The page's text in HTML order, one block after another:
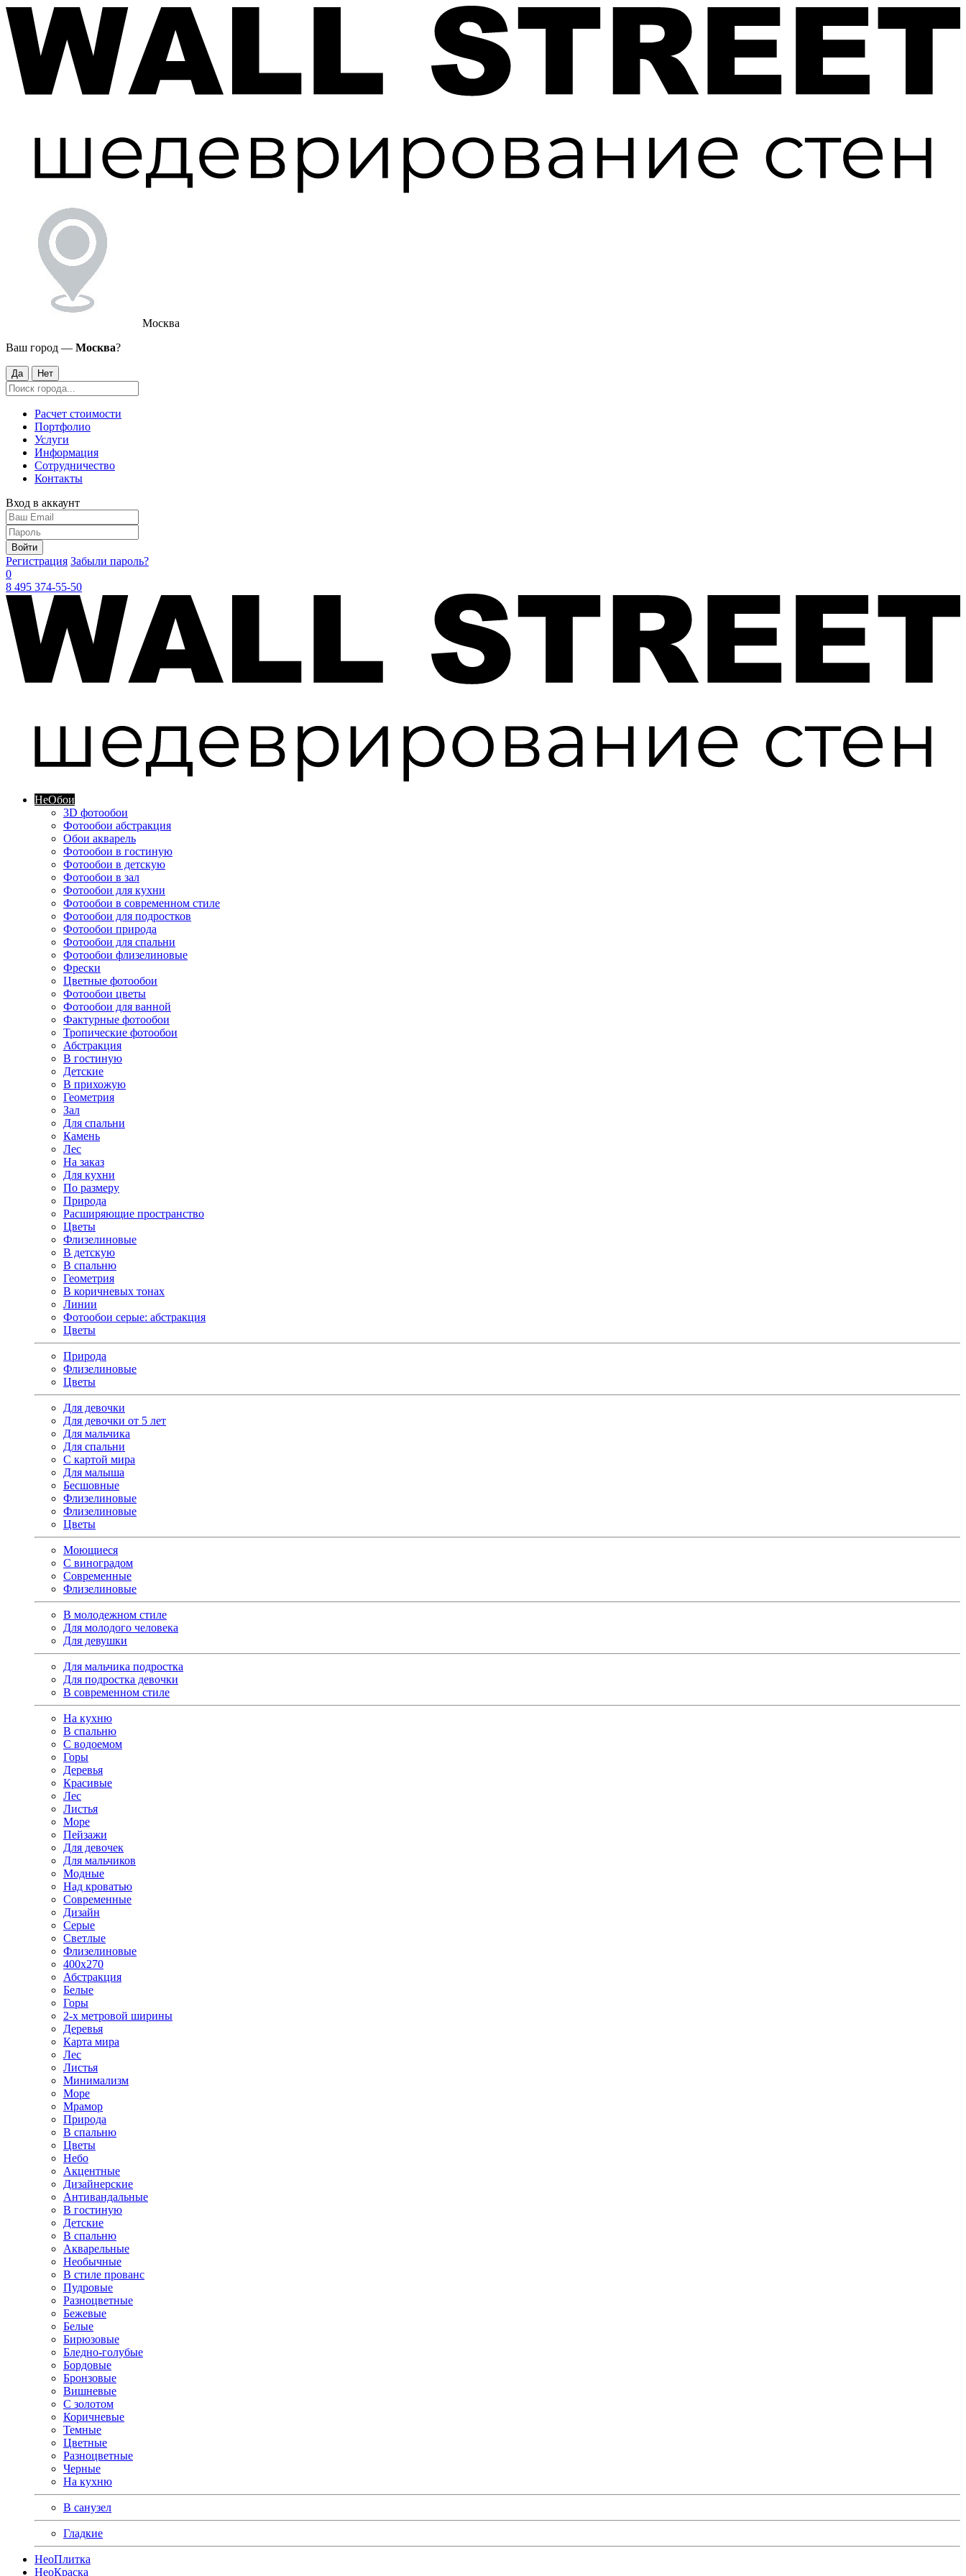
Москва
Ваш город — Москва?
Да Нет
Расчет стоимости
Портфолио
Услуги
Информация
Сотрудничество
Контакты
Вход в аккаунт
Войти
Регистрация Забыли пароль?
0
8 495 374-55-50
НеОбои
3D фотообои
Фотообои абстракция
Обои акварель
Фотообои в гостиную
Фотообои в детскую
Фотообои в зал
Фотообои для кухни
Фотообои в современном стиле
Фотообои для подростков
Фотообои природа
Фотообои для спальни
Фотообои флизелиновые
Фрески
Цветные фотообои
Фотообои цветы
Фотообои для ванной
Фактурные фотообои
Тропические фотообои
Абстракция
В гостиную
Детские
В прихожую
Геометрия
Зал
Для спальни
Камень
Лес
На заказ
Для кухни
По размеру
Природа
Расширяющие пространство
Цветы
Флизелиновые
В детскую
В спальню
Геометрия
В коричневых тонах
Линии
Фотообои серые: абстракция
Цветы
Природа
Флизелиновые
Цветы
Для девочки
Для девочки от 5 лет
Для мальчика
Для спальни
С картой мира
Для малыша
Бесшовные
Флизелиновые
Флизелиновые
Цветы
Моющиеся
С виноградом
Современные
Флизелиновые
В молодежном стиле
Для молодого человека
Для девушки
Для мальчика подростка
Для подростка девочки
В современном стиле
На кухню
В спальню
С водоемом
Горы
Деревья
Красивые
Лес
Листья
Море
Пейзажи
Для девочек
Для мальчиков
Модные
Над кроватью
Современные
Дизайн
Серые
Светлые
Флизелиновые
400х270
Абстракция
Белые
Горы
2-х метровой ширины
Деревья
Карта мира
Лес
Листья
Минимализм
Море
Мрамор
Природа
В спальню
Цветы
Небо
Акцентные
Дизайнерские
Антивандальные
В гостиную
Детские
В спальню
Акварельные
Необычные
В стиле прованс
Пудровые
Разноцветные
Бежевые
Белые
Бирюзовые
Бледно-голубые
Бордовые
Бронзовые
Вишневые
С золотом
Коричневые
Темные
Цветные
Разноцветные
Черные
На кухню
В санузел
Гладкие
НеоПлитка
НеоКраска